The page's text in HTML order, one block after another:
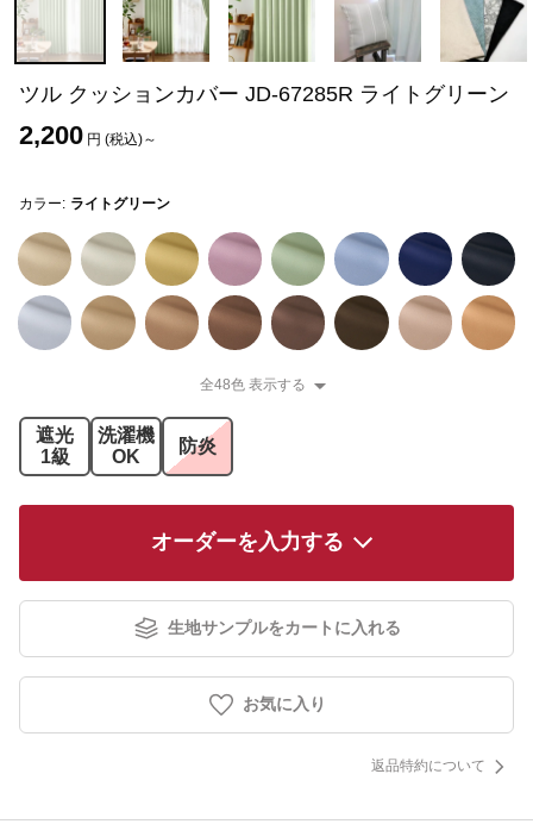
ツル クッションカバー JD-67285R ライトグリーン
2,200 円 (税込)～
カラー: ライトグリーン
全48色 表示する
遮光
1級
洗濯機
OK
防炎
オーダーを入力する
生地サンプルをカートに入れる
お気に入り
返品特約について